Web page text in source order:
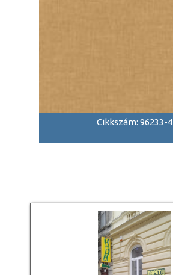
Cikkszám: 96233-4